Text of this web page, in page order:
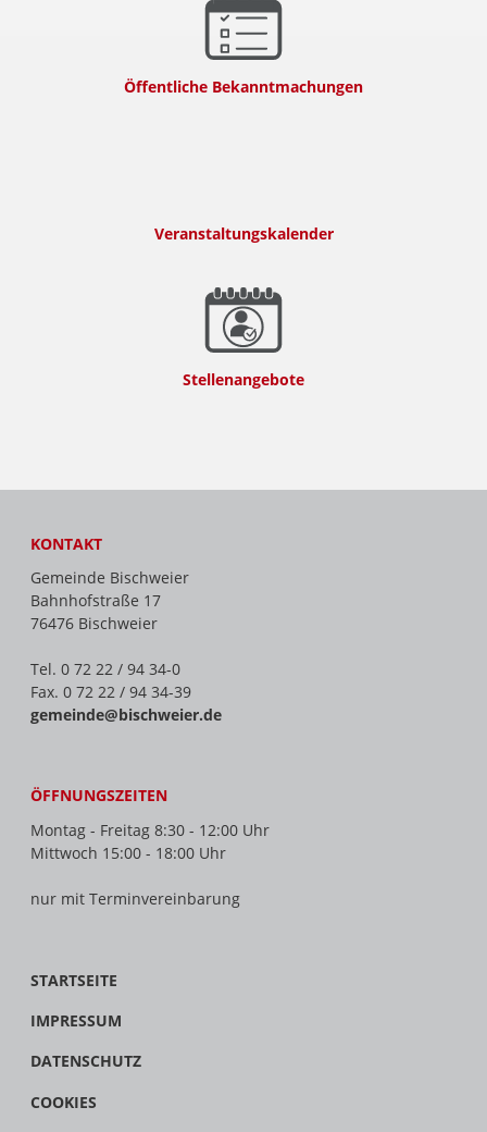
Öffentliche Bekanntmachungen
Veranstaltungskalender
Stellenangebote
KONTAKT
Gemeinde Bischweier
Bahnhofstraße 17
76476 Bischweier
Tel. 0 72 22 / 94 34-0
Fax. 0 72 22 / 94 34-39
gemeinde@bischweier.de
ÖFFNUNGSZEITEN
Montag - Freitag 8:30 - 12:00 Uhr
Mittwoch 15:00 - 18:00 Uhr
nur mit Terminvereinbarung
STARTSEITE
IMPRESSUM
DATENSCHUTZ
COOKIES